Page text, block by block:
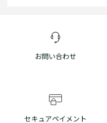
お問い合わせ
セキュアペイメント